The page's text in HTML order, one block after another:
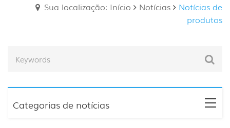
Sua localização: Início Notícias
Notícias de
produtos
Categorias de notícias